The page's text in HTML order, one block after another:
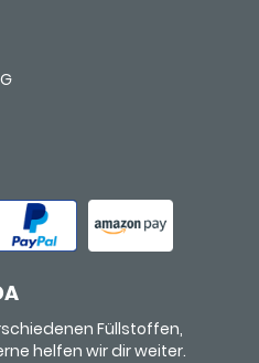
Füllstoffen,
helfen wir dir weiter.